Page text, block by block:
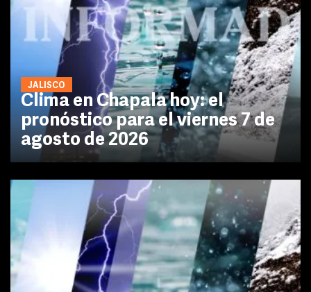
JALISCO
Clima en Chapala hoy: el
pronóstico para el viernes 7 de
agosto de 2026